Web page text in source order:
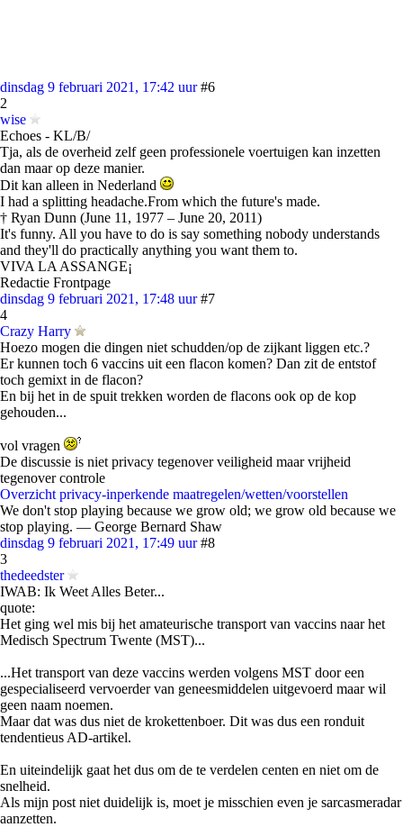
dinsdag 9 februari 2021, 17:42 uur #6
2
wise
Echoes - KL/B/
Tja, als de overheid zelf geen professionele voertuigen kan inzetten
dan maar op deze manier.
Dit kan alleen in Nederland
I had a splitting headache.From which the future's made.
† Ryan Dunn (June 11, 1977 – June 20, 2011)
It's funny. All you have to do is say something nobody understands
and they'll do practically anything you want them to.
VIVA LA ASSANGE¡
Redactie Frontpage
dinsdag 9 februari 2021, 17:48 uur #7
4
Crazy Harry
Hoezo mogen die dingen niet schudden/op de zijkant liggen etc.?
Er kunnen toch 6 vaccins uit een flacon komen? Dan zit de entstof
toch gemixt in de flacon?
En bij het in de spuit trekken worden de flacons ook op de kop
gehouden...
vol vragen
De discussie is niet privacy tegenover veiligheid maar vrijheid
tegenover controle
Overzicht privacy-inperkende maatregelen/wetten/voorstellen
We don't stop playing because we grow old; we grow old because we
stop playing. ― George Bernard Shaw
dinsdag 9 februari 2021, 17:49 uur #8
3
thedeedster
IWAB: Ik Weet Alles Beter...
quote:
Het ging wel mis bij het amateurische transport van vaccins naar het
Medisch Spectrum Twente (MST)...
...Het transport van deze vaccins werden volgens MST door een
gespecialiseerd vervoerder van geneesmiddelen uitgevoerd maar wil
geen naam noemen.
Maar dat was dus niet de krokettenboer. Dit was dus een ronduit
tendentieus AD-artikel.
En uiteindelijk gaat het dus om de te verdelen centen en niet om de
snelheid.
Als mijn post niet duidelijk is, moet je misschien even je sarcasmeradar
aanzetten.